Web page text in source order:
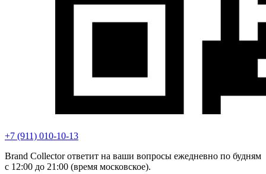
+7 (911) 010-10-13
Brand Collector ответит на ваши вопросы ежедневно по будням
с 12:00 до 21:00 (время московское).